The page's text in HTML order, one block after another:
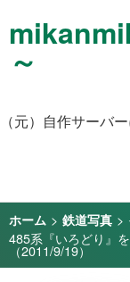
～
（元）自作サーバ
ホーム > 鉄道写真 >
485系『いろどり』
（2011/9/19）